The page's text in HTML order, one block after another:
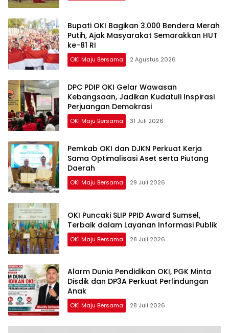
Bupati OKI Bagikan 3.000 Bendera Merah
Putih, Ajak Masyarakat Semarakkan HUT
ke-81 RI
OKI Maju Bersama 2 Agustus 2026
DPC PDIP OKI Gelar Wawasan
Kebangsaan, Jadikan Kudatuli Inspirasi
Perjuangan Demokrasi
OKI Maju Bersama 31 Juli 2026
Pemkab OKI dan DJKN Perkuat Kerja
Sama Optimalisasi Aset serta Piutang
Daerah
OKI Maju Bersama 29 Juli 2026
OKI Puncaki SLIP PPID Award Sumsel,
Terbaik dalam Layanan Informasi Publik
OKI Maju Bersama 28 Juli 2026
Alarm Dunia Pendidikan OKI, PGK Minta
Disdik dan DP3A Perkuat Perlindungan
Anak
OKI Maju Bersama 28 Juli 2026